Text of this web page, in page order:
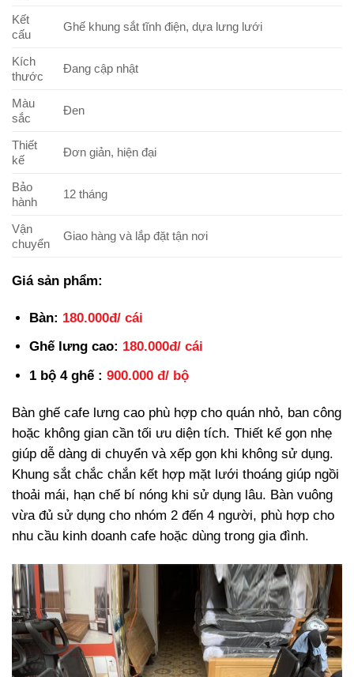
Kết
cấu
Ghế khung sắt tĩnh điện, dựa lưng lưới
Kích
thước
Đang cập nhật
Màu
sắc
Đen
Thiết
kế
Đơn giản, hiện đại
Bảo
hành
12 tháng
Vận
chuyển
Giao hàng và lắp đặt tận nơi
Giá sản phẩm:
Bàn: 180.000đ/ cái
Ghế lưng cao: 180.000đ/ cái
1 bộ 4 ghế : 900.000 đ/ bộ
Bàn ghế cafe lưng cao phù hợp cho quán nhỏ, ban công
hoặc không gian cần tối ưu diện tích. Thiết kế gọn nhẹ
giúp dễ dàng di chuyển và xếp gọn khi không sử dụng.
Khung sắt chắc chắn kết hợp mặt lưới thoáng giúp ngồi
thoải mái, hạn chế bí nóng khi sử dụng lâu. Bàn vuông
vừa đủ sử dụng cho nhóm 2 đến 4 người, phù hợp cho
nhu cầu kinh doanh cafe hoặc dùng trong gia đình.